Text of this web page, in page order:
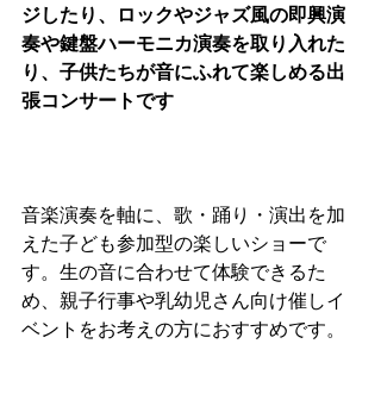
ジしたり、ロックやジャズ風の即興演
奏や鍵盤ハーモニカ演奏を取り入れた
り、子供たちが音にふれて楽しめる出
張コンサートです
音楽演奏を軸に、歌・踊り・演出を加
えた子ども参加型の楽しいショーで
す。生の音に合わせて体験できるた
め、親子行事や乳幼児さん向け催しイ
ベントをお考えの方におすすめです。